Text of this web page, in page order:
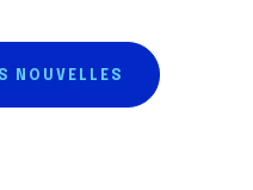
NOUVELLES